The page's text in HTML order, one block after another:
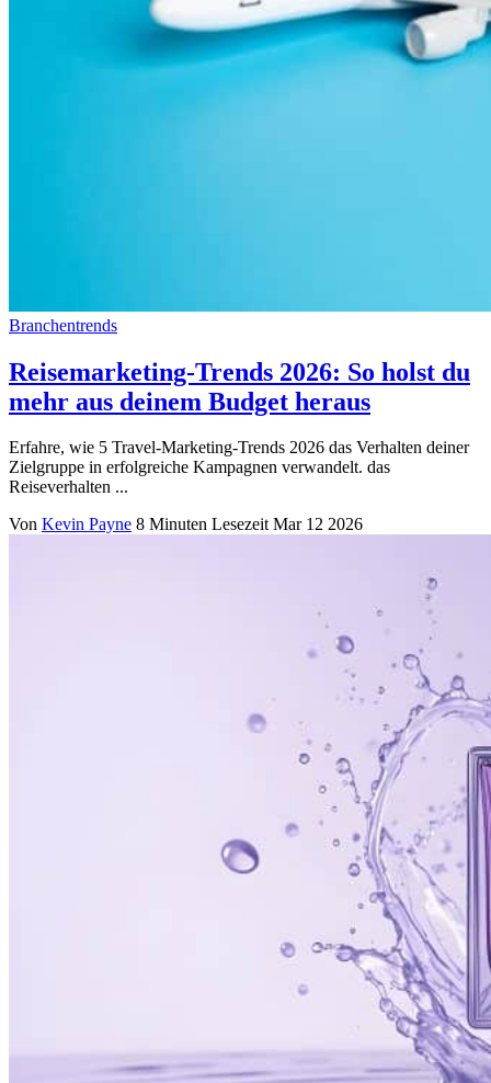
Branchentrends
Reisemarketing-Trends 2026: So holst du
mehr aus deinem Budget heraus
Erfahre, wie 5 Travel-Marketing-Trends 2026 das Verhalten deiner
Zielgruppe in erfolgreiche Kampagnen verwandelt. das
Reiseverhalten ...
Von Kevin Payne 8 Minuten Lesezeit Mar 12 2026